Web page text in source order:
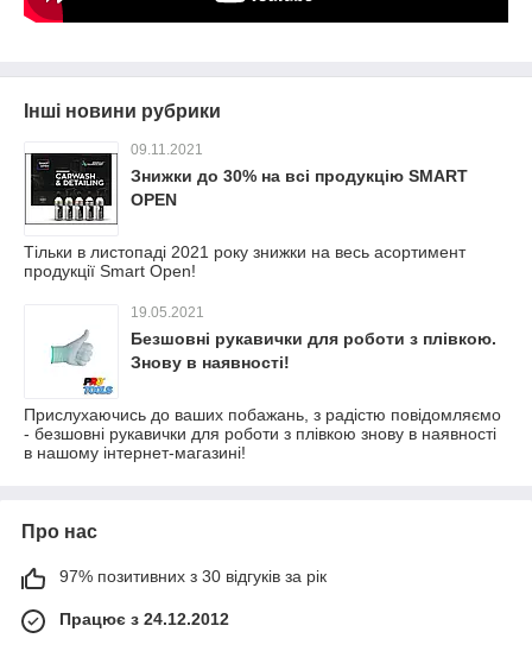
Інші новини рубрики
09.11.2021
Знижки до 30% на всі продукцію SMART
OPEN
Тільки в листопаді 2021 року знижки на весь асортимент
продукції Smart Open!
19.05.2021
Безшовні рукавички для роботи з плівкою.
Знову в наявності!
Прислухаючись до ваших побажань, з радістю повідомляємо
- безшовні рукавички для роботи з плівкою знову в наявності
в нашому інтернет-магазині!
Про нас
97% позитивних з 30 відгуків за рік
Працює з 24.12.2012